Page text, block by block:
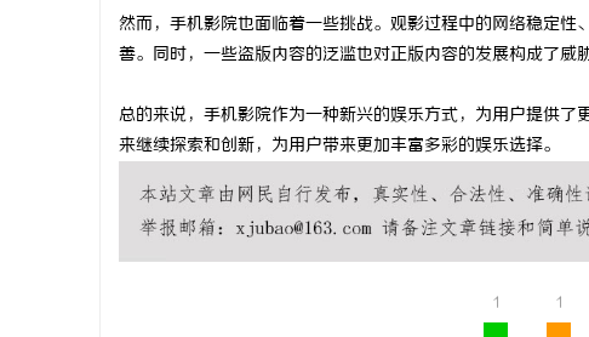
然而，手机影院也面临着一些挑战。观影过程中的网络稳定
善。同时，一些盗版内容的泛滥也对正版内容的发展构成了威胁
总的来说，手机影院作为一种新兴的娱乐方式，为用户提供
来继续探索和创新，为用户带来更加丰富多彩的娱乐选择。
1 1
武汉配眼镜 上海配眼镜 企业级固态硬盘